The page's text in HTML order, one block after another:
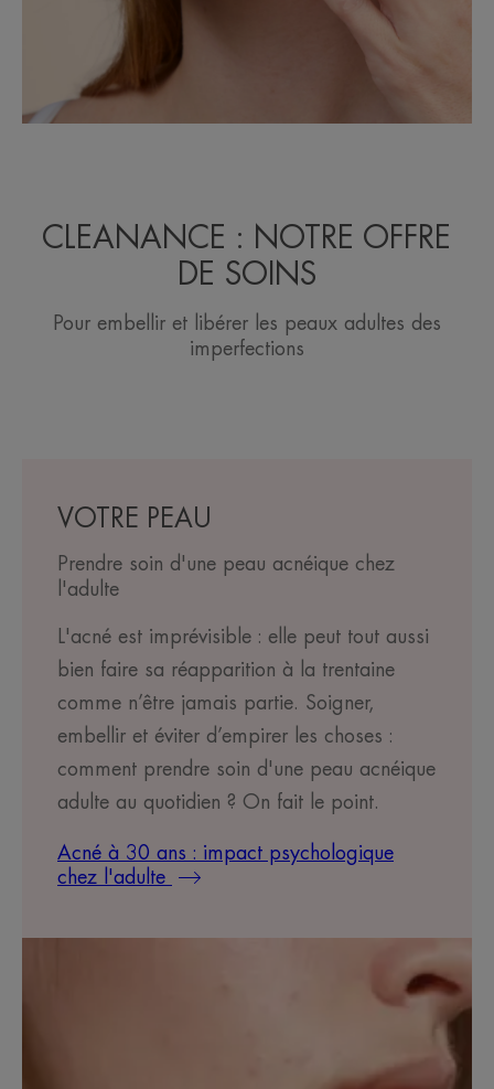
CLEANANCE : NOTRE OFFRE
DE SOINS
Pour embellir et libérer les peaux adultes des
imperfections
VOTRE PEAU
Prendre soin d'une peau acnéique chez
l'adulte
L'acné est imprévisible : elle peut tout aussi
bien faire sa réapparition à la trentaine
comme n’être jamais partie. Soigner,
embellir et éviter d’empirer les choses :
comment prendre soin d'une peau acnéique
adulte au quotidien ? On fait le point.
Acné à 30 ans : impact psychologique
chez l'adulte